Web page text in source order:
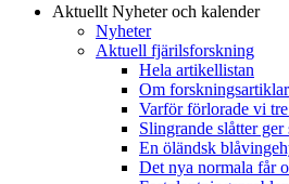
Aktuellt Nyheter och kalender
Nyheter
Aktuell fjärilsforskning
Hela artikellistan
Om
Varför förlorade vi
Slingrande slåtter
En öländsk
Det nya normala får